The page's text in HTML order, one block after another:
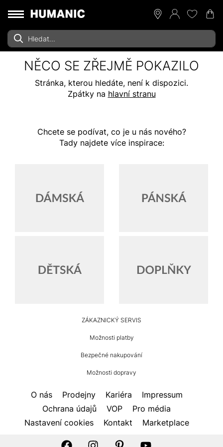
NĚCO SE ZŘEJMĚ POKAZILO
Stránka, kterou hledáte, není k dispozici.
Zpátky na hlavní stranu
Chcete se podívat, co je u nás nového?
Tady najdete více inspirace:
ZÁKAZNICKÝ SERVIS
Možnosti platby
Bezpečné nakupování
Možnosti dopravy
O nás Prodejny Kariéra
Impressum
Ochrana údajů
VOP
Pro média
Nastavení cookies
Kontakt Marketplace